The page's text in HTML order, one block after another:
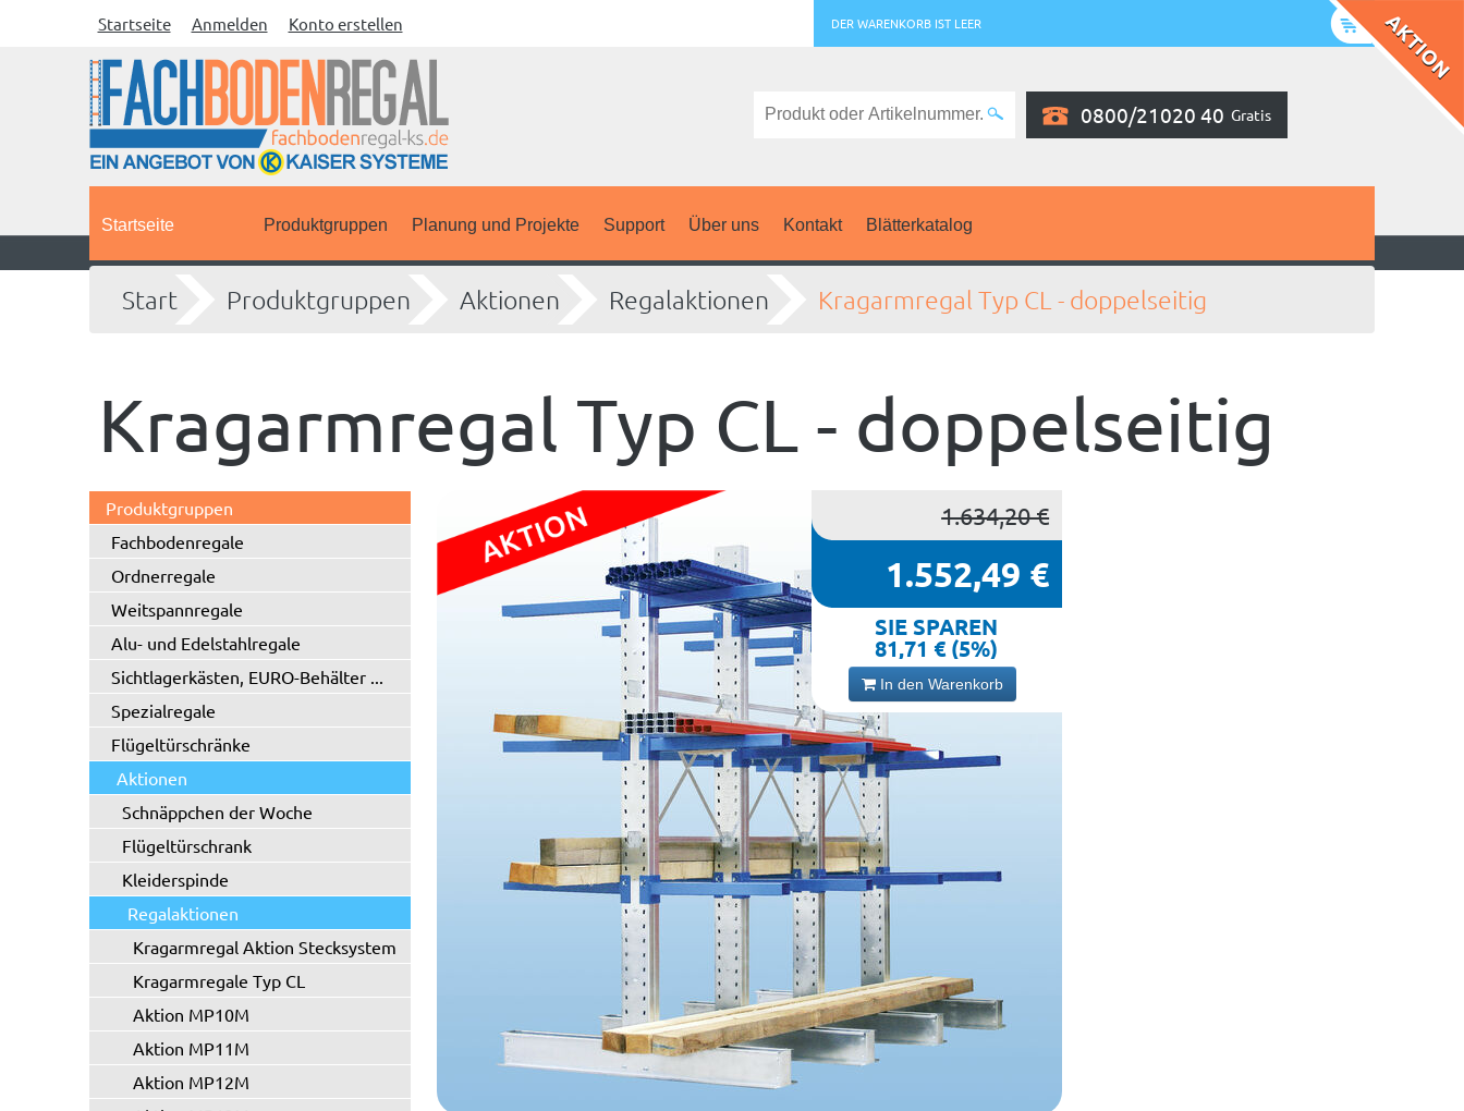
Startseite Anmelden Konto erstellen DER WARENKORB IST LEER
0800/21020 40 Gratis
Startseite Produktgruppen Planung und Projekte Support Über uns Kontakt Blätterkatalog
Start Produktgruppen Aktionen Regalaktionen Kragarmregal Typ CL - doppelseitig
Kragarmregal Typ CL - doppelseitig
Produktgruppen
Fachbodenregale
Ordnerregale
Weitspannregale
Alu- und Edelstahlregale
Sichtlagerkästen, EURO-Behälter ...
Spezialregale
Flügeltürschränke
Aktionen
Schnäppchen der Woche
Flügeltürschrank
Kleiderspinde
Regalaktionen
Kragarmregal Aktion Stecksystem
Kragarmregale Typ CL
Aktion MP10M
Aktion MP11M
Aktion MP12M
1.634,20 €
1.552,49 €
SIE SPAREN
81,71 € (5%)
In den Warenkorb